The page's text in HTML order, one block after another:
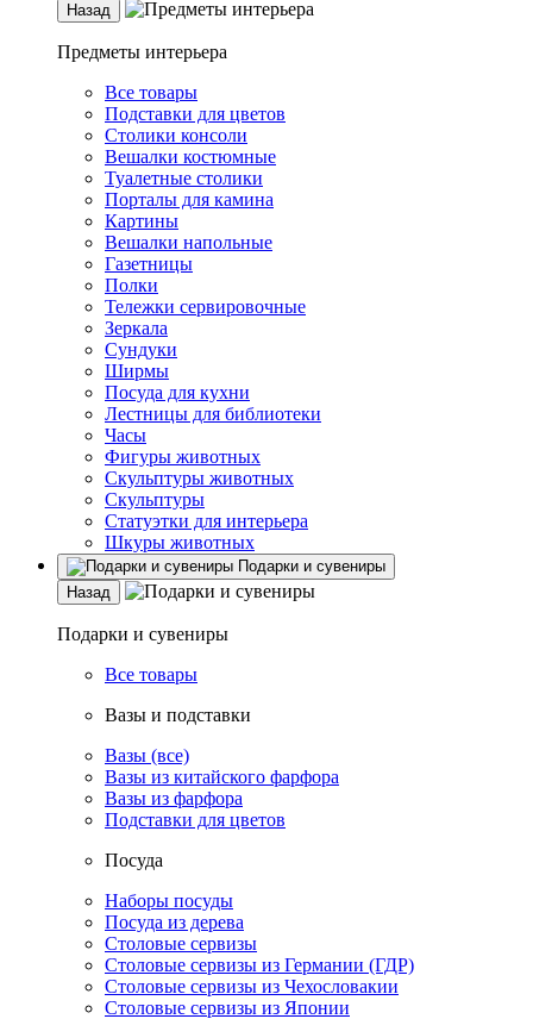
Назад
Предметы интерьера
Все товары
Подставки для цветов
Столики консоли
Вешалки костюмные
Туалетные столики
Порталы для камина
Картины
Вешалки напольные
Газетницы
Полки
Тележки сервировочные
Зеркала
Сундуки
Ширмы
Посуда для кухни
Лестницы для библиотеки
Часы
Фигуры животных
Скульптуры животных
Скульптуры
Статуэтки для интерьера
Шкуры животных
Подарки и сувениры
Назад
Подарки и сувениры
Все товары
Вазы и подставки
Вазы (все)
Вазы из китайского фарфора
Вазы из фарфора
Подставки для цветов
Посуда
Наборы посуды
Посуда из дерева
Столовые сервизы
Столовые сервизы из Германии (ГДР)
Столовые сервизы из Чехословакии
Столовые сервизы из Японии